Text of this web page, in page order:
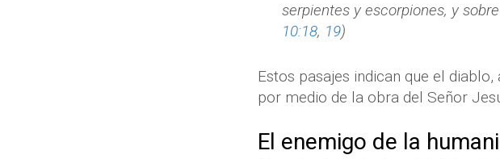
serpientes y escorpiones, y
10:18, 19)
Estos pasajes indican que el
por medio de la obra del Señor
El enemigo de la